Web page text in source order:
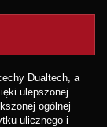
Dualtech, a
ulepszonej
ogólnej
ulicznego i